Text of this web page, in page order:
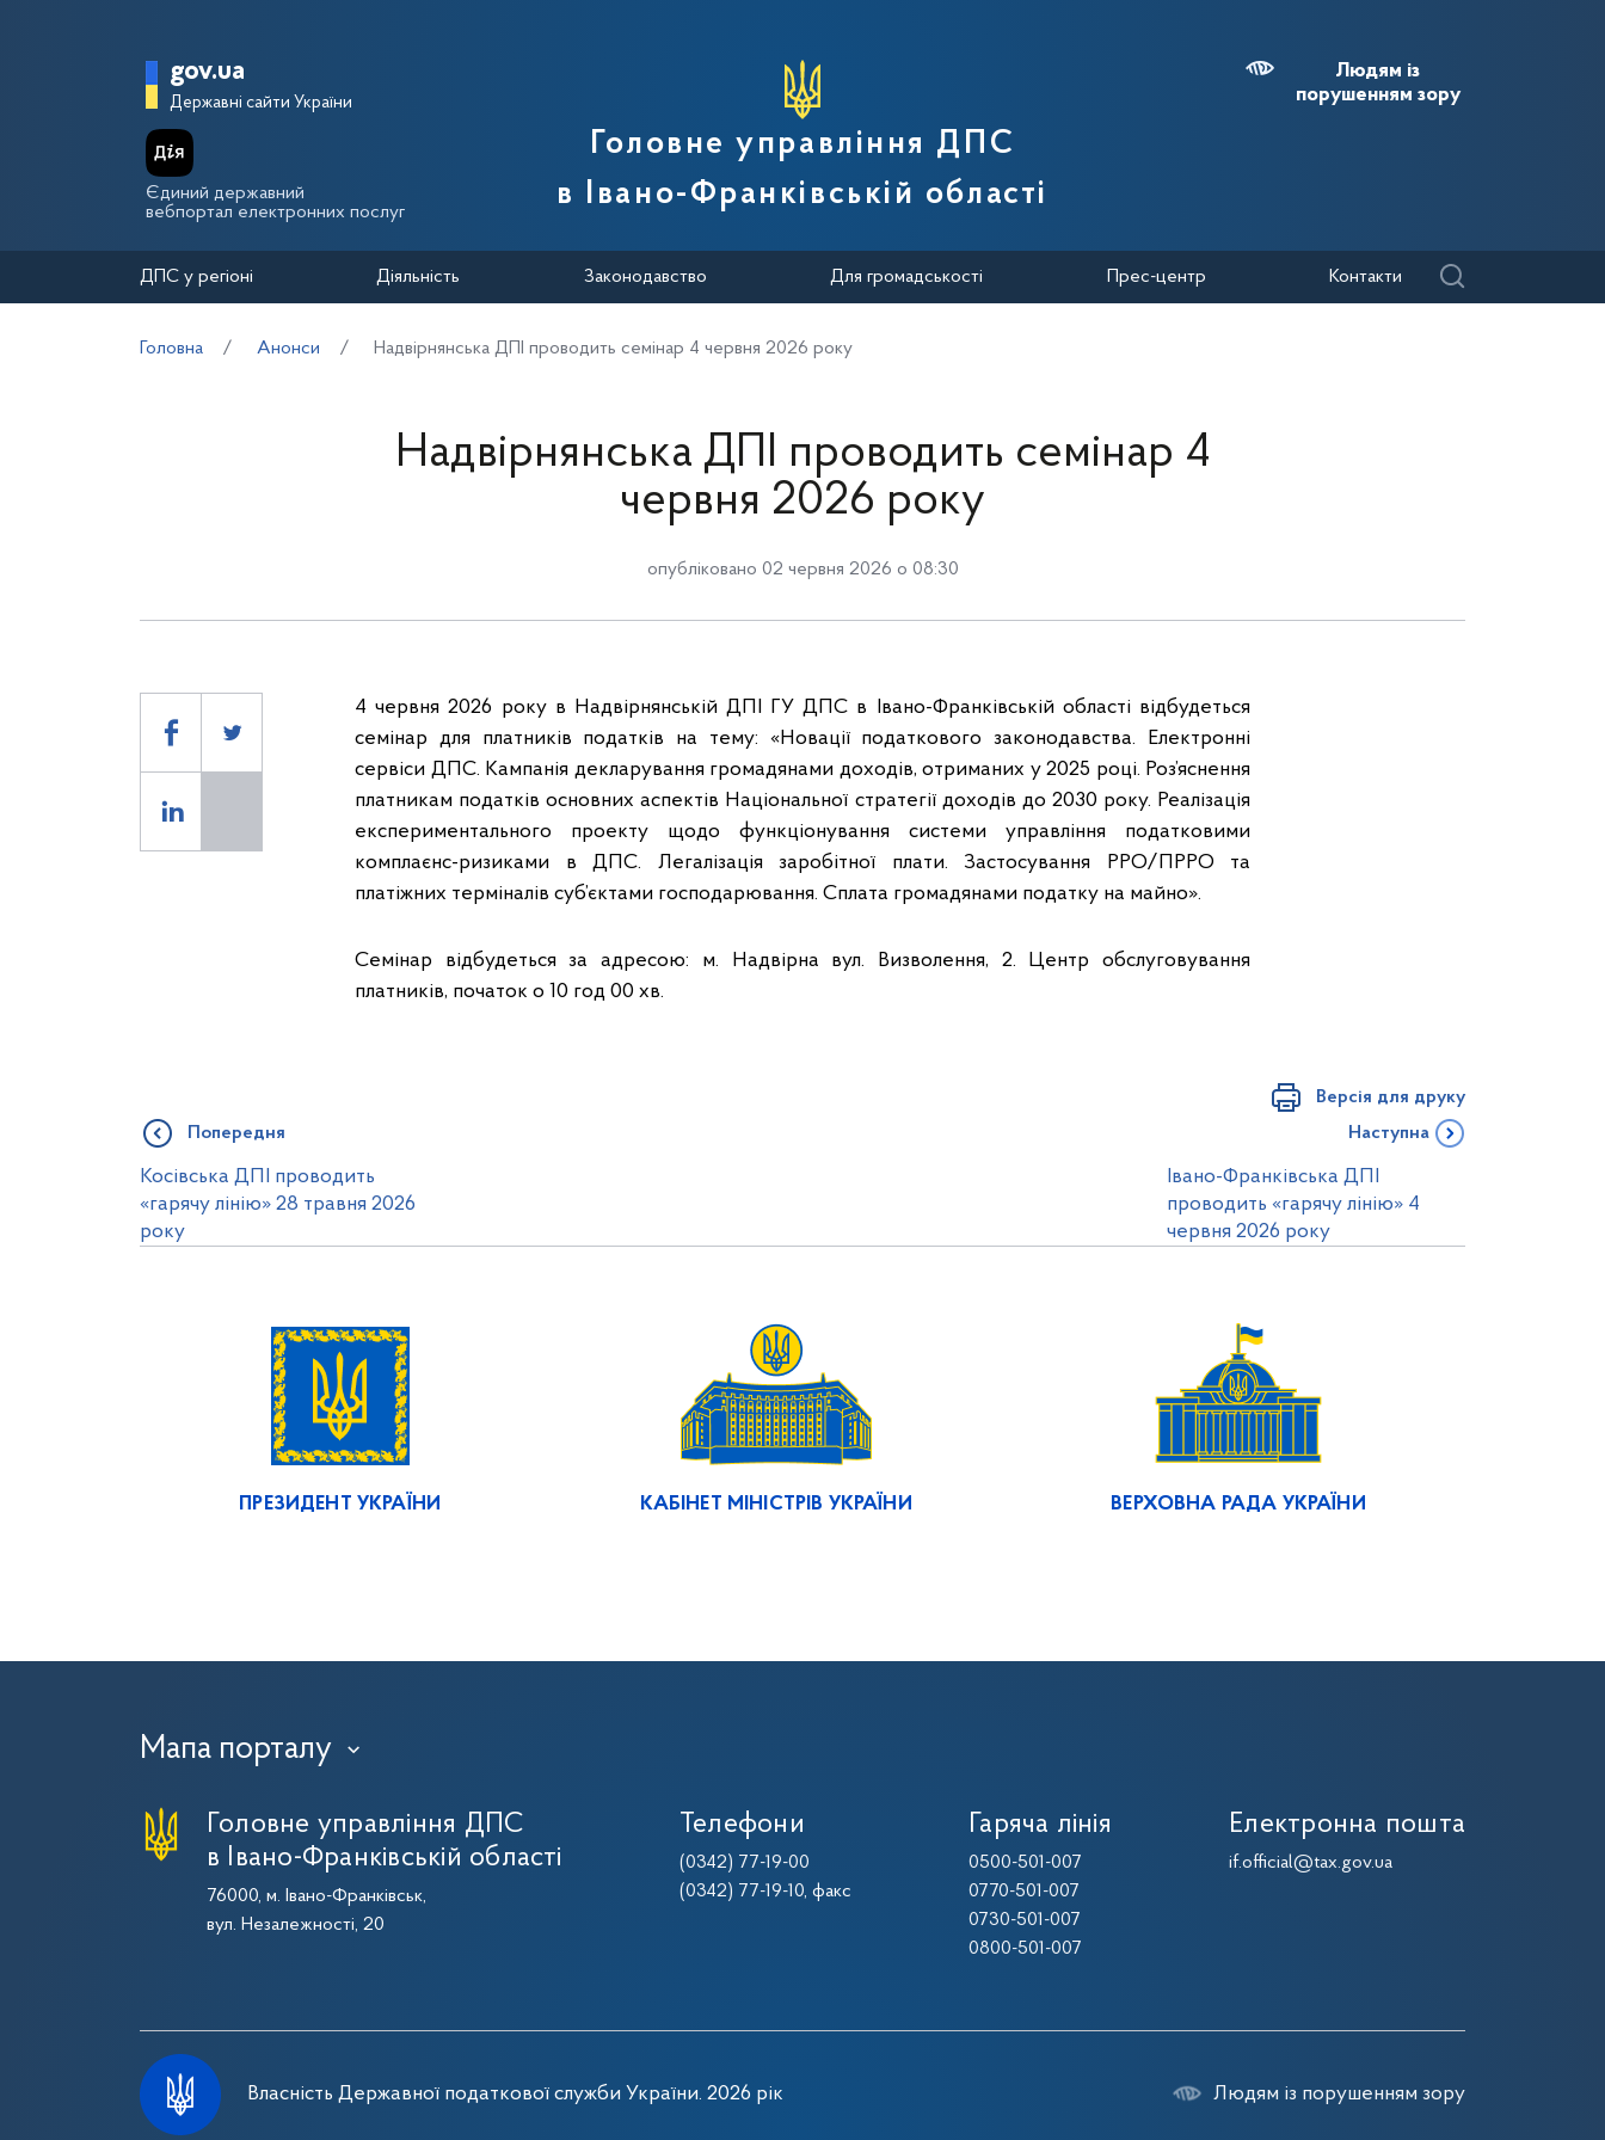
Головна сторінка Державної податкової служби України
gov.ua
Державні сайти України
Єдиний державний
вебпортал електронних послуг
Головне управління ДПС
в Івано-Франківській області
Людям із
порушенням зору
ДПС у регіоні Діяльність Законодавство Для громадськості Прес-центр Контакти
Головна Анонси Надвірнянська ДПІ проводить семінар 4 червня 2026 року
Надвірнянська ДПІ проводить семінар 4
червня 2026 року
опубліковано 02 червня 2026 о 08:30
4 червня 2026 року в Надвірнянській ДПІ ГУ ДПС в Івано-Франківській області відбудеться
семінар для платників податків на тему: «Новації податкового законодавства. Електронні
сервіси ДПС. Кампанія декларування громадянами доходів, отриманих у 2025 році. Роз’яснення
платникам податків основних аспектів Національної стратегії доходів до 2030 року. Реалізація
експериментального проекту щодо функціонування системи управління податковими
комплаєнс-ризиками в ДПС. Легалізація заробітної плати. Застосування РРО/ПРРО та
платіжних терміналів суб’єктами господарювання. Сплата громадянами податку на майно».
Семінар відбудеться за адресою: м. Надвірна вул. Визволення, 2. Центр обслуговування
платників, початок о 10 год 00 хв.
Версія для друку
Попередня
Косівська ДПІ проводить
«гарячу лінію» 28 травня 2026
року
Наступна
Івано-Франківська ДПІ
проводить «гарячу лінію» 4
червня 2026 року
ПРЕЗИДЕНТ УКРАЇНИ КАБІНЕТ МІНІСТРІВ УКРАЇНИ ВЕРХОВНА РАДА УКРАЇНИ
Мапа порталу ›
Головне управління ДПС
в Івано-Франківській області
76000, м. Івано-Франківськ,
вул. Незалежності, 20
Телефони
(0342) 77-19-00
(0342) 77-19-10, факс
Гаряча лінія
0500-501-007
0770-501-007
0730-501-007
0800-501-007
Електронна пошта
if.official@tax.gov.ua
Власність Державної податкової служби України. 2026 рік Людям із порушенням зору